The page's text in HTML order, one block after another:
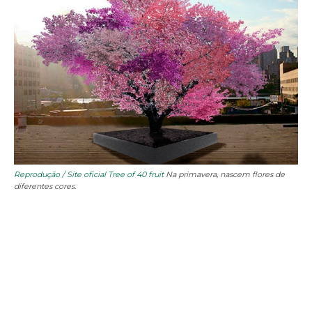
Reprodução / Site oficial Tree of 40 fruitNa primavera, nascem flores de
diferentes cores.